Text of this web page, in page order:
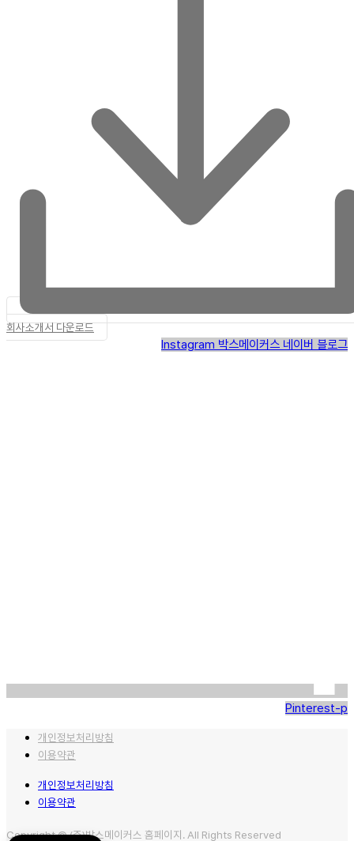
회사소개서 다운로드
Instagram 박스메이커스 네이버 블로그
Pinterest-p
개인정보처리방침
이용약관
개인정보처리방침
이용약관
Copyright © (주)박스메이커스 홈페이지. All Rights Reserved